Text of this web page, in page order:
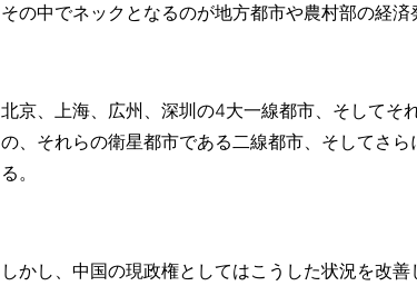
その中でネックとなるのが地方都市や農村部の経済
北京、上海、広州、深圳の4大一線都市、そしてそ
の、それらの衛星都市である二線都市、そしてさ
る。
しかし、中国の現政権としてはこうした状況を改